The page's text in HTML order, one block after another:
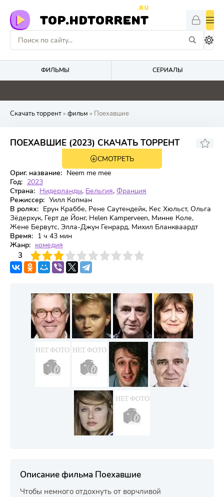
TOP.HDTORRENT
.RU
ФИЛЬМЫ СЕРИАЛЫ
0 0 4.8 0
Скачать торрент» фильм » Поехавшие
ПОЕХАВШИЕ (2023) СКАЧАТЬ ТОРРЕНТ
6.0
СМОТРЕТЬ
Ориг. название: Neem me mee
Год: 2023
Страна: Нидерланды, Бельгия, Франция
Режиссер: Уилл Копман
В ролях: Ерун Краббе, Рене Саутендейк, Кес Хюльст, Ольга
Зёдерхук, Герт де Йонг, Helen Kamperveen, Минне Коле,
Жене Бервутс, Элла-Джун Генрард, Михил Бланкваардт
Время: 1 ч 43 мин
Жанр: комедия
3
4 6 7 8 9 10
Описание фильма Поехавшие
Чтобы немного отдохнуть от ворчливой